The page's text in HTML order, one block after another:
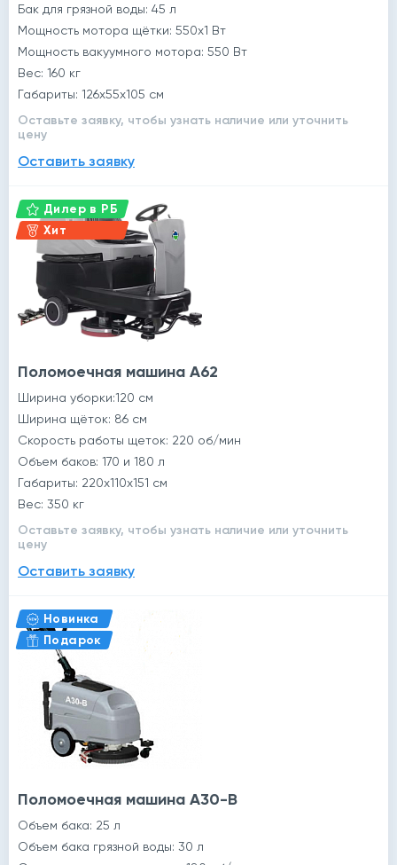
Бак для грязной воды: 45 л
Мощность мотора щётки: 550x1 Вт
Мощность вакуумного мотора: 550 Вт
Вес: 160 кг
Габариты: 126x55x105 см
Оставьте заявку, чтобы узнать наличие или уточнить
цену
Оставить заявку
Дилер в РБ
Хит
Поломоечная машина A62
Ширина уборки:120 см
Ширина щёток: 86 см
Скорость работы щеток: 220 об/мин
Объем баков: 170 и 180 л
Габариты: 220x110x151 см
Вес: 350 кг
Оставьте заявку, чтобы узнать наличие или уточнить
цену
Оставить заявку
Новинка
Подарок
Поломоечная машина A30-B
Объем бака: 25 л
Объем бака грязной воды: 30 л